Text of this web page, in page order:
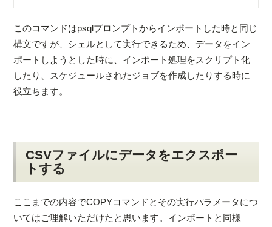
このコマンドはpsqlプロンプトからインポートした時と同じ
構文ですが、シェルとして実行できるため、データをイン
ポートしようとした時に、インポート処理をスクリプト化
したり、スケジュールされたジョブを作成したりする時に
役立ちます。
CSVファイルにデータをエクスポー
トする
ここまでの内容でCOPYコマンドとその実行パラメータにつ
いてはご理解いただけたと思います。インポートと同様